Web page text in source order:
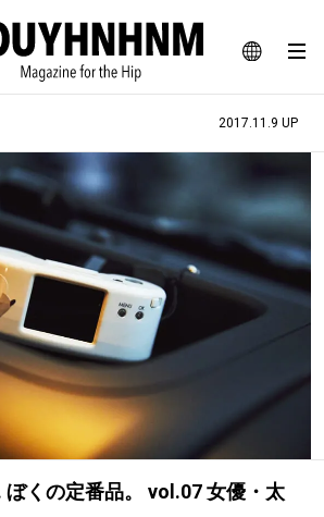
JA
EN
BLOG SNAP
ョン、カルチャー、ライフスタイルWEBマガジン
#憧れの逸品
#古着サミット
#マイナーグッド図鑑
。 #MONTHLY JOURNAL
#フイナムのYouTube
#FOCUS IT #AH.H
#MUSIC #MOVIE
#SNEAKER #OUTDOOR
2017.11.9 UP
ぼくの定番品。 vol.07 女優・太